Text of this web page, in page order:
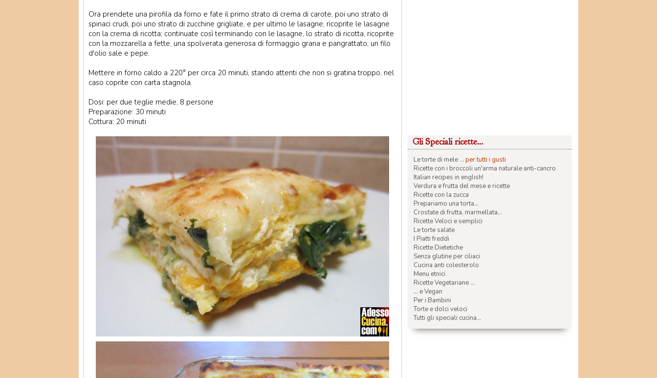
Ora prendete una pirofila da forno e fate il primo strato di crema di carote, poi uno strato di
spinaci crudi, poi uno strato di zucchine grigliate, e per ultimo le lasagne, ricoprite le lasagne
con la crema di ricotta; continuate così terminando con le lasagne, lo strato di ricotta, ricoprite
con la mozzarella a fette, una spolverata generosa di formaggio grana e pangrattato, un filo
d'olio sale e pepe.
Mettere in forno caldo a 220° per circa 20 minuti, stando attenti che non si gratina troppo, nel
caso coprite con carta stagnola.
Dosi: per due teglie medie, 8 persone
Preparazione: 30 minuti
Cottura: 20 minuti
Gli Speciali ricette...
Le torte di mele ... per tutti i gusti
Ricette con i broccoli un'arma naturale anti-cancro
Italian recipes in english!
Verdura e frutta del mese e ricette
Ricette con la zucca
Prepariamo una torta...
Crostate di frutta, marmellata...
Ricette Veloci e semplici
Le torte salate
I Piatti freddi
Ricette Dietetiche
Senza glutine per ciliaci
Cucina anti colesterolo
Menu etnici
Ricette Vegetariane ...
... e Vegan
Per i Bambini
Torte e dolci veloci
Tutti gli speciali cucina...